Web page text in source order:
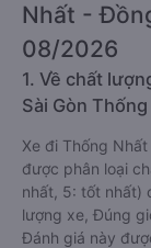
Nhất -
08/2026
1. Về chất
Sài Gòn
Xe đi Thống
được phân loại
nhất, 5: tốt nhất)
lượng xe, Đúng
Đánh giá này